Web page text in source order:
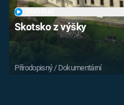
Skotsko z výšky
Přírodopisný / Dokumentární